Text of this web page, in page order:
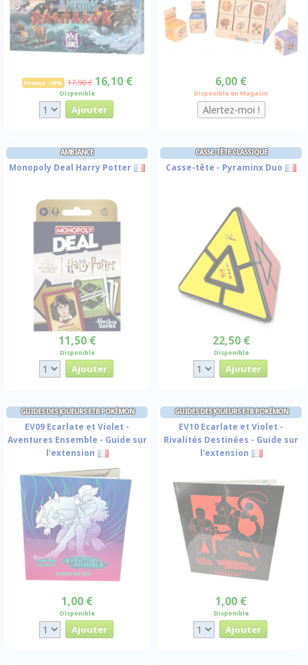
Promo -10% 17,90 € 16,10 €
Disponible
6,00 €
Disponible en Magasin
AMBIANCE
Monopoly Deal Harry Potter
11,50 €
Disponible
CASSE-TÊTE CLASSIQUE
Casse-tête - Pyraminx Duo
22,50 €
Disponible
GUIDES DES JOUEURS ETB POKÉMON
EV09 Ecarlate et Violet -
Aventures Ensemble - Guide sur
l'extension
1,00 €
Disponible
GUIDES DES JOUEURS ETB POKÉMON
EV10 Ecarlate et Violet -
Rivalités Destinées - Guide sur
l'extension
1,00 €
Disponible